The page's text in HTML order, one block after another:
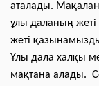
аталады.
ұлы даланың
жеті
Ұлы дала халқы
мақтана алады.